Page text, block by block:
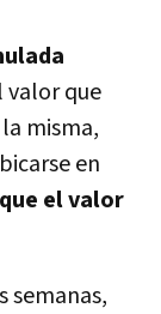
valor que
misma,
en
el valor
semanas,